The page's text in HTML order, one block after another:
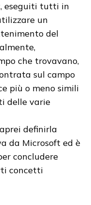
eseguiti tutti in
un
del
che trovavano,
sul campo
più o meno simili
delle varie
definirla
da Microsoft ed è
concludere
concetti